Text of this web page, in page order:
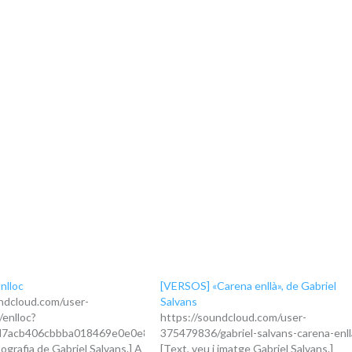
user-
de Gabriel Salvans.] A
[VERSOS] «Carena enllà», de Gabriel
Salvans
https://soundcloud.com/user-
375479836/gabriel-salvans-carena-
[Text, veu i imatge Gabriel